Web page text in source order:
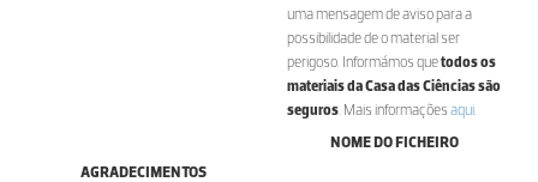
uma mensagem de aviso para a
possibilidade de o material ser
perigoso. Informámos quetodos os
materiais da Casa das Ciências são
seguros . Mais informações aqui
AGRADECIMENTOS
NOME DO FICHEIRO